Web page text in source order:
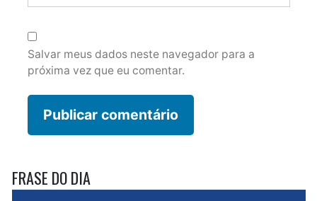
Salvar meus dados neste navegador para a
próxima vez que eu comentar.
FRASE DO DIA